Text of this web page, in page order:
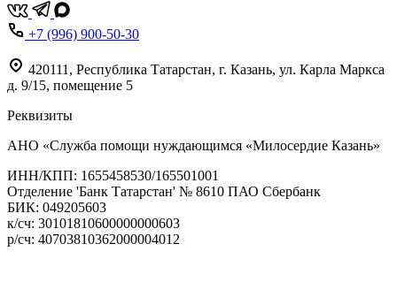
+7 (996) 900-50-30
420111 , Республика Татарстан, г. Казань, ул. Карла Маркса
д. 9/15, помещение 5
Реквизиты
АНО «Служба помощи нуждающимся «Милосердие Казань»
‌ИНН/КПП: 1655458530/165501001
Отделение 'Банк Татарстан' № 8610 ПАО Сбербанк
БИК: 049205603
‌к/сч: 30101810600000000603
р/сч: 40703810362000004012